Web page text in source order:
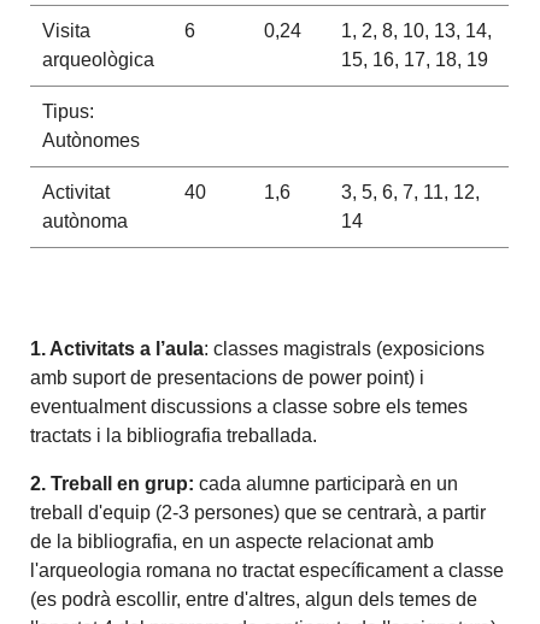
Visita
arqueològica
6 0,24
1, 2, 8, 10, 13, 14,
15, 16, 17, 18, 19
Tipus:
Autònomes
Activitat
autònoma
40 1,6
3, 5, 6, 7, 11, 12,
14
1. Activitats a l’aula: classes magistrals (exposicions
amb suport de presentacions de power point) i
eventualment discussions a classe sobre els temes
tractats i la bibliografia treballada.
2. Treball en grup: cada alumne participarà en un
treball d'equip (2-3 persones) que se centrarà, a partir
de la bibliografia, en un aspecte relacionat amb
l'arqueologia romana no tractat específicament a classe
(es podrà escollir, entre d'altres, algun dels temes de